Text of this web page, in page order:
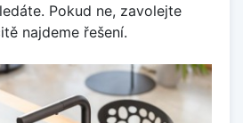
Pokud ne, zavolejte
najdeme řešení.